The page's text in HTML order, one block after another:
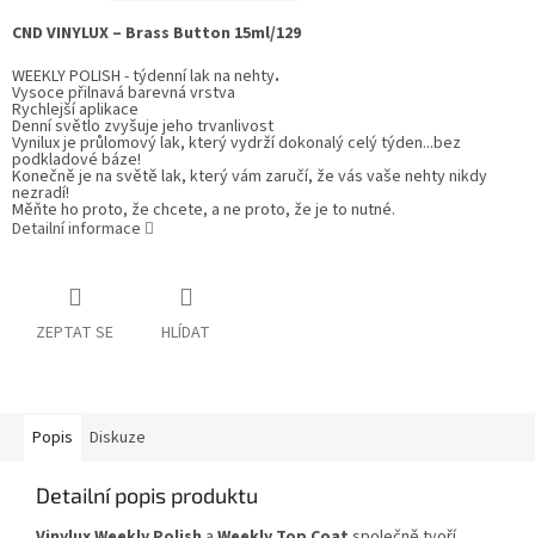
CND VINYLUX – Brass Button 15ml/129
WEEKLY POLISH - týdenní lak na nehty.
Vysoce přilnavá barevná vrstva
Rychlejší aplikace
Denní světlo zvyšuje jeho trvanlivost
Vyniluxje průlomový lak, který vydrží dokonalý celý týden...bez
podkladové báze!
Konečně je na světě lak, který vám zaručí, že vás vaše nehty nikdy
nezradí!
Měňte ho proto, že chcete, a ne proto, že je to nutné.
Detailní informace
ZEPTAT SE HLÍDAT
Popis Diskuze
Detailní popis produktu